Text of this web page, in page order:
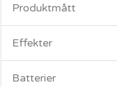
Produktmått
Effekter
Batterier